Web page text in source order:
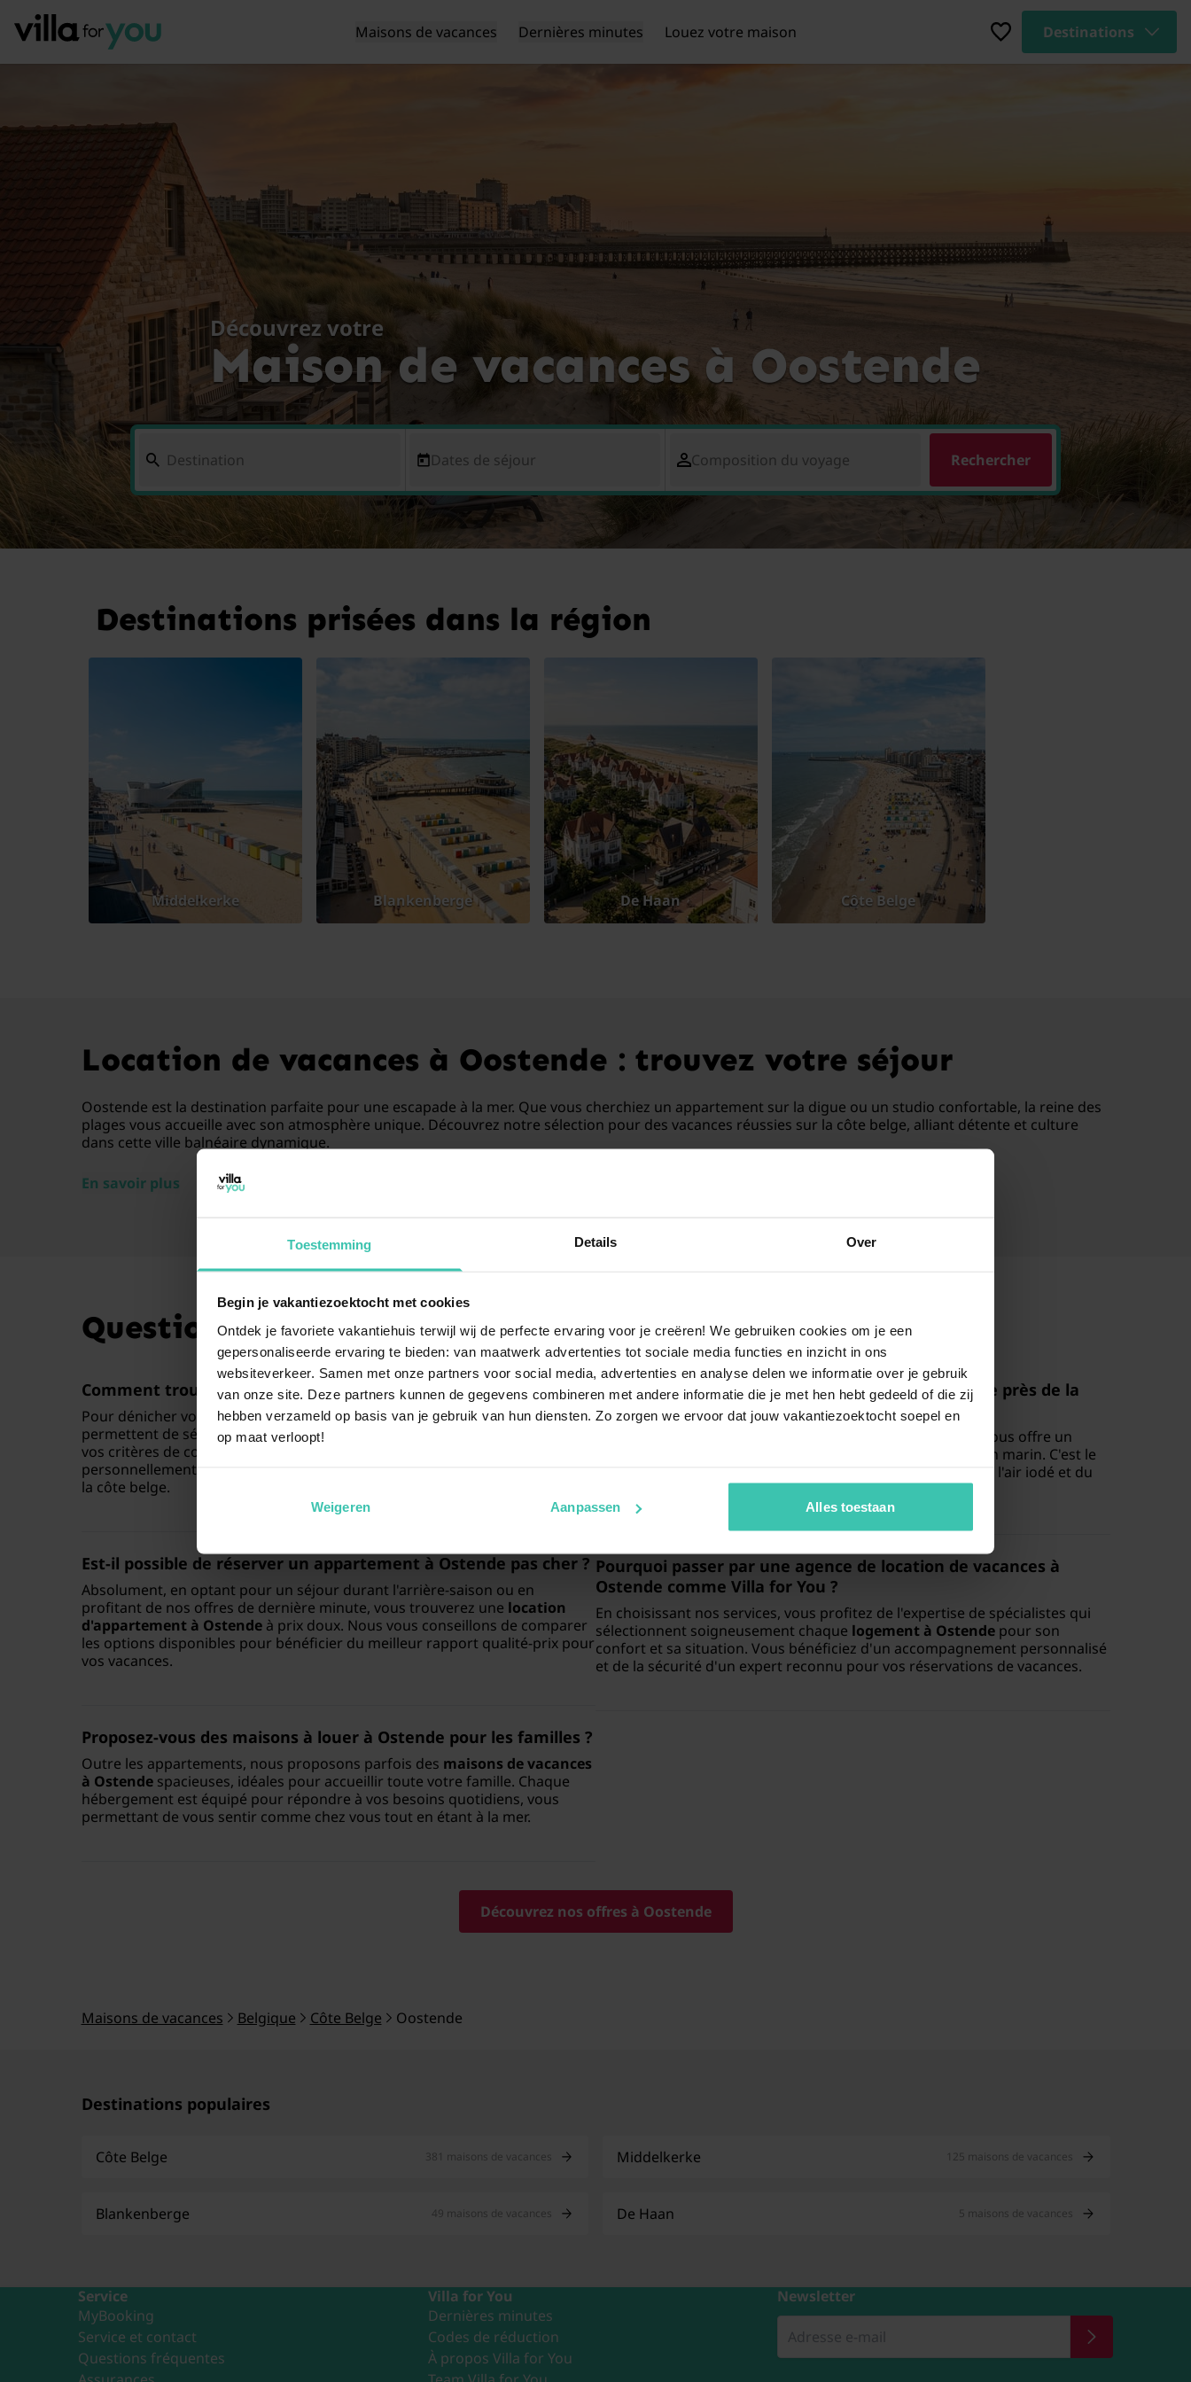
Toestemming Details Over
Begin je vakantiezoektocht met cookies
Ontdek je favoriete vakantiehuis terwijl wij de perfecte ervaring voor je creëren! We gebruiken cookies om je een
gepersonaliseerde ervaring te bieden: van maatwerk advertenties tot sociale media functies en inzicht in ons
websiteverkeer. Samen met onze partners voor social media, advertenties en analyse delen we informatie over je gebruik
van onze site. Deze partners kunnen de gegevens combineren met andere informatie die je met hen hebt gedeeld of die zij
hebben verzameld op basis van je gebruik van hun diensten. Zo zorgen we ervoor dat jouw vakantiezoektocht soepel en
op maat verloopt!
Weigeren Aanpassen Alles toestaan
Maisons de vacances Dernières minutes Louez votre maison Destinations
Découvrez votre
Maison de vacances à Oostende
Dates de séjour Composition du voyage Rechercher
Destinations prisées dans la région
Middelkerke Blankenberge De Haan Côte Belge
Location de vacances à Oostende : trouvez votre séjour
Oostende est la destination parfaite pour une escapade à la mer. Que vous cherchiez un appartement sur la digue ou un studio confortable, la reine des
plages vous accueille avec son atmosphère unique. Découvrez notre sélection pour des vacances réussies sur la côte belge, alliant détente et culture
dans cette ville balnéaire dynamique.
En savoir plus
Questions fréquentes
Comment trouver le parfait appartement à louer à Ostende?
Pour dénicher votre perle rare, utilisez nos filtres de recherche qui
permettent de sélectionner unappartement de vacances à Ostende
vos critères de confort. Chez Villa for You, nos experts visitent
personnellement les logements pour vous garantir un séjour de qualité sur
la côte belge.
Est-il possible de réserver un appartement à Ostende pas cher?
Absolument, en optant pour un séjour durant l'arrière-saison ou en
profitant de nos offres de dernière minute, vous trouverez une location
d'appartement à Ostendeà prix doux. Nous vous conseillons de comparer
les options disponibles pour bénéficier du meilleur rapport qualité-prix pour
vos vacances.
Proposez-vous des maisons à louer à Ostende pour les familles ?
Outre les appartements, nous proposons parfois des maisons de vacances
à Ostendespacieuses, idéales pour accueillir toute votre famille. Chaque
hébergement est équipé pour répondre à vos besoins quotidiens, vous
permettant de vous sentir comme chez vous tout en étant à la mer.
Quels sont les avantages d'unelocation à Ostende près de la
plage ?
vous offre un
accès direct au sable fin et une vue imprenable sur l'horizon marin. C'est le
choix idéal pour ceux qui souhaitent profiter pleinement de l'air iodé et du
bruit des vagues dès le réveil.
Pourquoi passer par une agence de location de vacances à
Ostende comme Villa for You ?
En choisissant nos services, vous profitez de l'expertise de spécialistes qui
sélectionnent soigneusement chaque logement à Ostende pour son
confort et sa situation. Vous bénéficiez d'un accompagnement personnalisé
et de la sécurité d'un expert reconnu pour vos réservations de vacances.
Découvrez nos offres à Oostende
Maisons de vacances Belgique Côte Belge Oostende
Destinations populaires
Côte Belge 381 maisons de vacances Middelkerke 125 maisons de vacances
Blankenberge 49 maisons de vacances De Haan 5 maisons de vacances
Service
MyBooking
Service et contact
Questions fréquentes
Villa for You
Dernières minutes
Codes de réduction
À propos Villa for You
Newsletter